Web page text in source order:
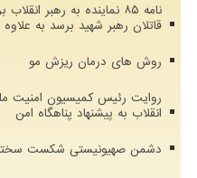
نامه ۸۵ نماینده به رهبر
قاتلان رهبر شهید برسد به
روش های درمان ریزش مو
روایت رئیس کمیسیون امنیت
انقلاب به پیشنهاد پناهگاه امن
دشمن صهیونیستی شکست سختی